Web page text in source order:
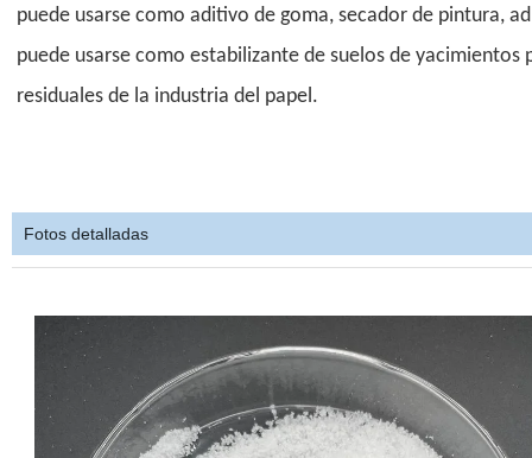
puede usarse como aditivo de goma, secador de pintura,
puede usarse como estabilizante de suelos de
residuales de la industria del papel.
Fotos detalladas